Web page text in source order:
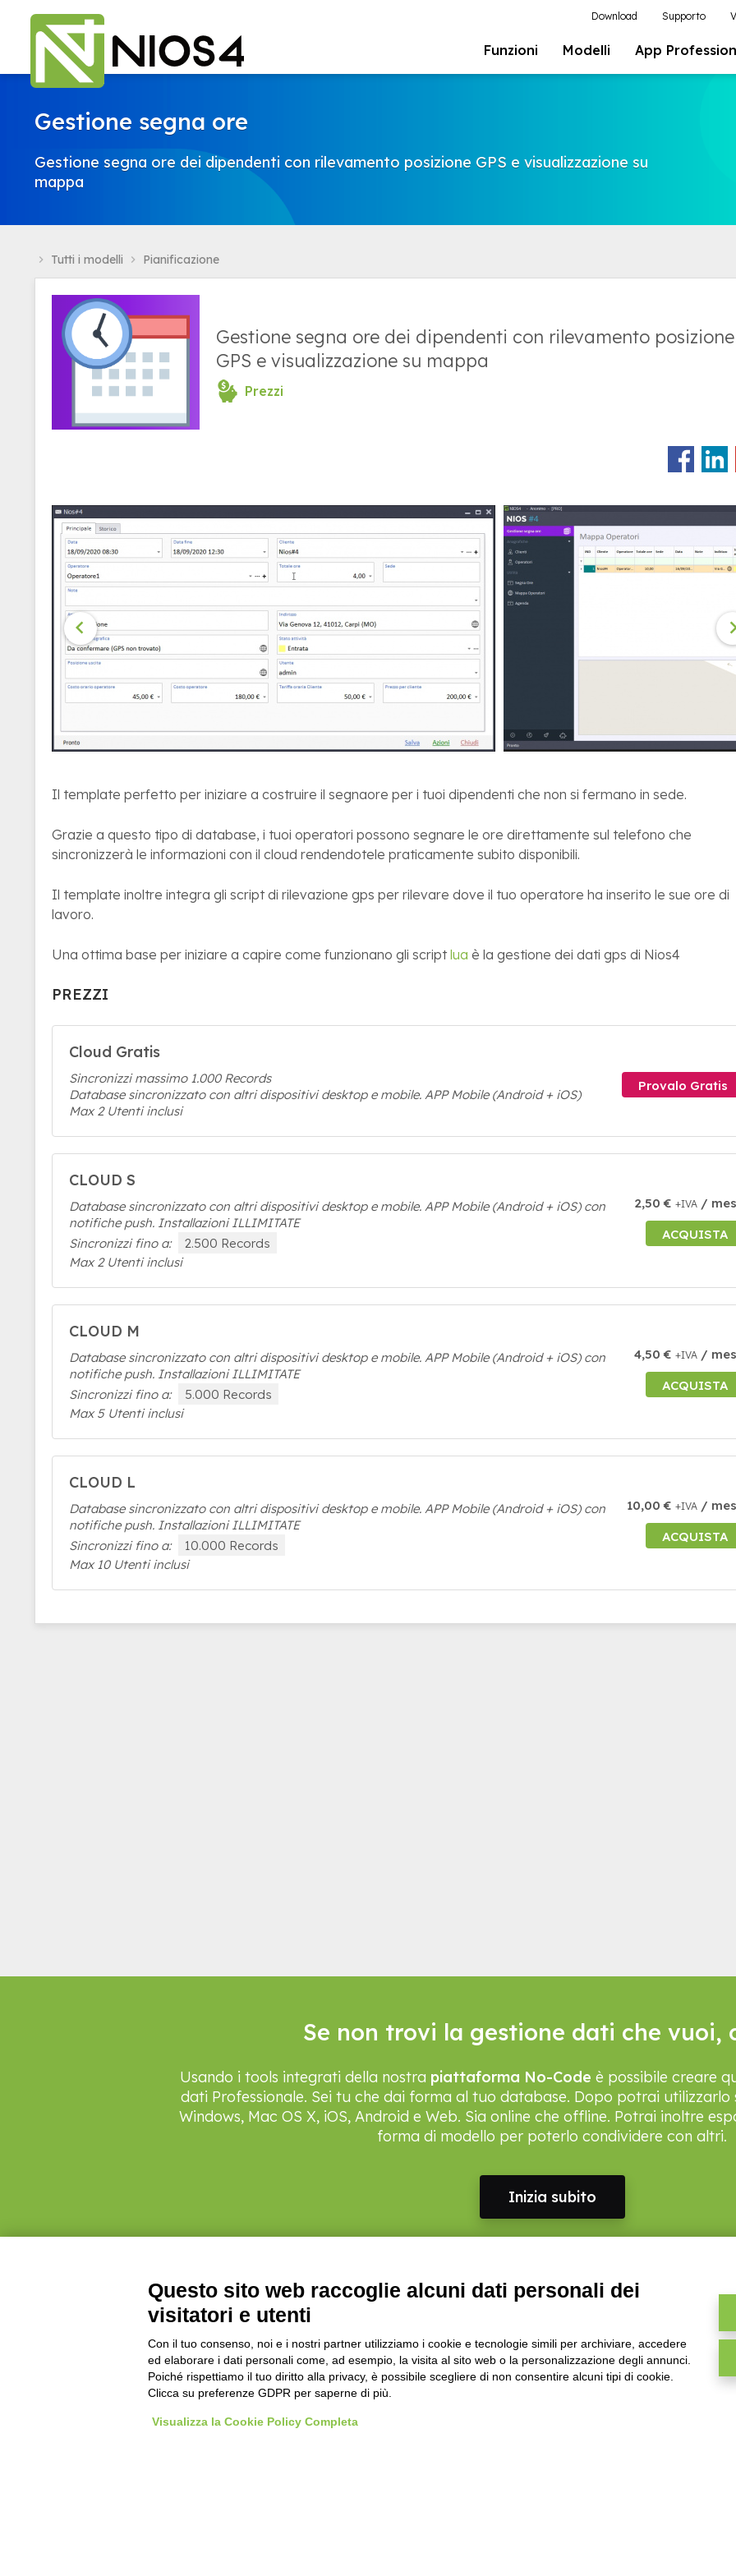
Download Supporto
Funzioni Modelli App
Gestione segna ore
Gestione segna ore dei dipendenti con rilevamento posizione GPS e visualizzazione su
mappa
navigate_next Tutti i modelli navigate_next Pianificazione
Gestione segna ore dei dipendenti con rilevamento posizione
GPS e visualizzazione su mappa
Prezzi

Il template perfetto per iniziare a costruire il segnaore per i tuoi dipendenti che non si fermano in sede.
Grazie a questo tipo di database, i tuoi operatori possono segnare le ore direttamente sul telefono che
sincronizzerà le informazioni con il cloud rendendotele praticamente subito disponibili.
Il template inoltre integra gli script di rilevazione gps per rilevare dove il tuo operatore ha inserito le sue ore di
lavoro.
Una ottima base per iniziare a capire come funzionano gli scriptlua è la gestione dei dati gps di Nios4
PREZZI
Cloud Gratis
Sincronizzi massimo 1.000 Records
Database sincronizzato con altri dispositivi desktop e mobile. APP Mobile (Android + iOS)
Max 2 Utenti inclusi
Provalo Gratis
CLOUD S
Database sincronizzato con altri dispositivi desktop e mobile. APP Mobile (Android + iOS) con
notifiche push. Installazioni ILLIMITATE
Sincronizzi fino a:
2.500 Records
Max 2 Utenti inclusi
2,50 € +IVA /
ACQUISTA
CLOUD M
Database sincronizzato con altri dispositivi desktop e mobile. APP Mobile (Android + iOS) con
notifiche push. Installazioni ILLIMITATE
Sincronizzi fino a:
5.000 Records
Max 5 Utenti inclusi
4,50 € +IVA /
ACQUISTA
CLOUD L
Database sincronizzato con altri dispositivi desktop e mobile. APP Mobile (Android + iOS) con
notifiche push. Installazioni ILLIMITATE
Sincronizzi fino a:
10.000 Records
Max 10 Utenti inclusi
10,00 € +IVA /
ACQUISTA
Se non trovi la gestione dati che vuoi,
Usando i tools integrati della nostra piattaforma No-Code è possibile creare
dati Professionale. Sei tu che dai forma al tuo database. Dopo potrai
Windows, Mac OS X, iOS, Android e Web. Sia online che offline. Potrai inoltre
forma di modello per poterlo condividere con altri.
Inizia subito
La piattaforma software D-One in grado di informatizzare il tuo
modo di lavorare. Software verticalizzati per ogni settore,
creazione database su misura per le esigenze più specifiche e
Multipiattaforma per lavorare sia online che offline su sistemi
Componenti ReportOne
Componenti PocketSell
Questo sito web raccoglie alcuni dati personali dei
visitatori e utenti
Con il tuo consenso, noi e i nostri partner utilizziamo i cookie e tecnologie simili per archiviare, accedere
ed elaborare i dati personali come, ad esempio, la visita al sito web o la personalizzazione degli annunci.
Poiché rispettiamo il tuo diritto alla privacy, è possibile scegliere di non consentire alcuni tipi di cookie.
Clicca su preferenze GDPR per saperne di più.
Visualizza la Cookie Policy Completa